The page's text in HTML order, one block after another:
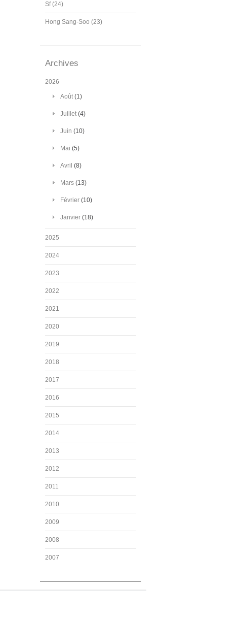
Sf (24)
Hong Sang-Soo (23)
Archives
2026
Août(1)
Juillet(4)
Juin (10)
Mai (5)
Avril (8)
Mars (13)
Février (10)
Janvier (18)
2025
2024
2023
2022
2021
2020
2019
2018
2017
2016
2015
2014
2013
2012
2011
2010
2009
2008
2007